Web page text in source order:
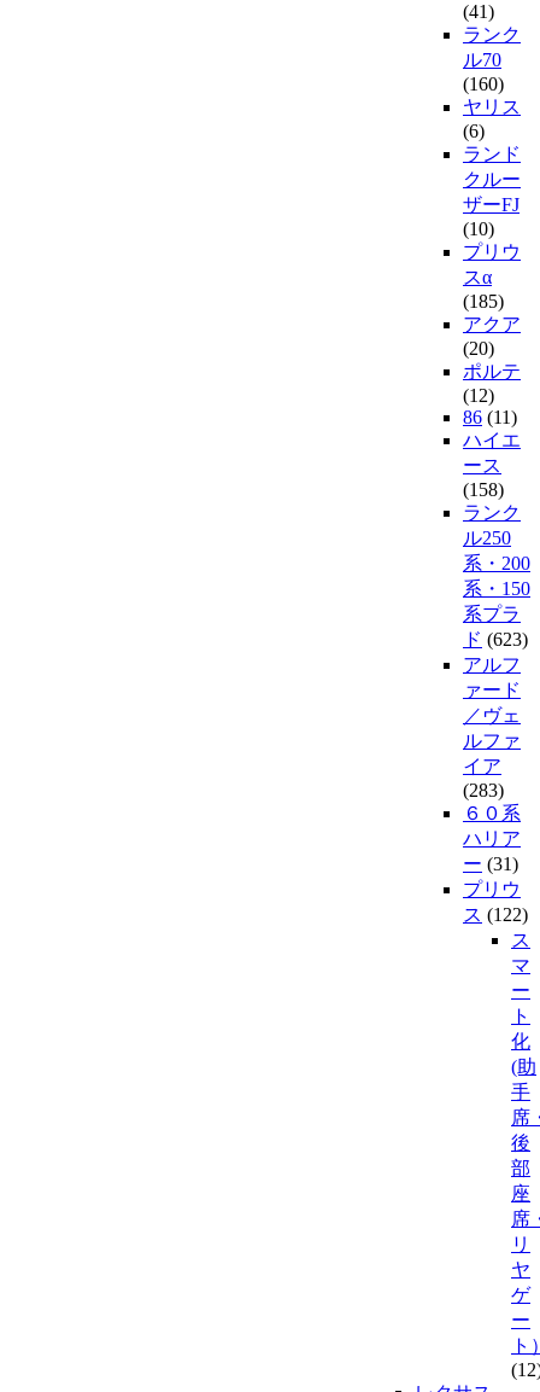
(41)
ランク
ル70
(160)
ヤリス
(6)
ランド
クルー
ザーFJ
(10)
プリウ
スα
(185)
アクア
(20)
ポルテ
(12)
86 (11)
ハイエ
ース
(158)
ランク
ル250
系・200
系・150
系プラ
ド (623)
アルフ
ァード
／ヴェ
ルファ
イア
(283)
６０系
ハリア
ー (31)
プリウ
ス (122)
ス
マ
ー
ト
化
(助
手
席
後
部
座
席
リ
ヤ
ゲ
ー
ト